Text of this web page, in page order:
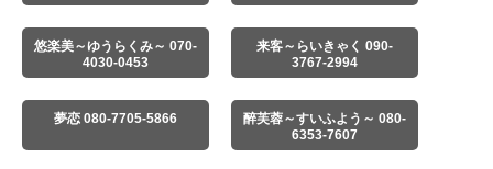
悠楽美～ゆうらくみ～ 070-
4030-0453
来客～らいきゃく 090-
3767-2994
夢恋 080-7705-5866
醉芙蓉～すいふよう～ 080-
6353-7607